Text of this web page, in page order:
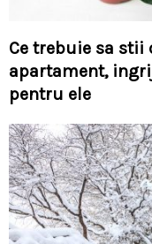
Ce trebuie sa stii
apartament,
pentru ele